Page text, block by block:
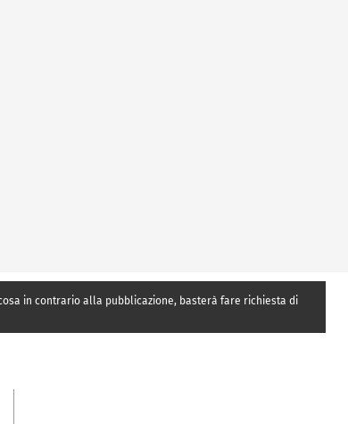
in contrario alla pubblicazione, basterà fare richiesta di